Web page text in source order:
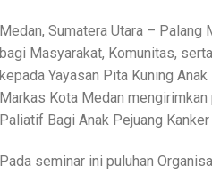
Medan, Sumatera Utara –
bagi Masyarakat, Komunitas,
kepada Yayasan Pita Kuning
Markas Kota Medan
Paliatif Bagi Anak Pejuang
Pada seminar ini puluhan